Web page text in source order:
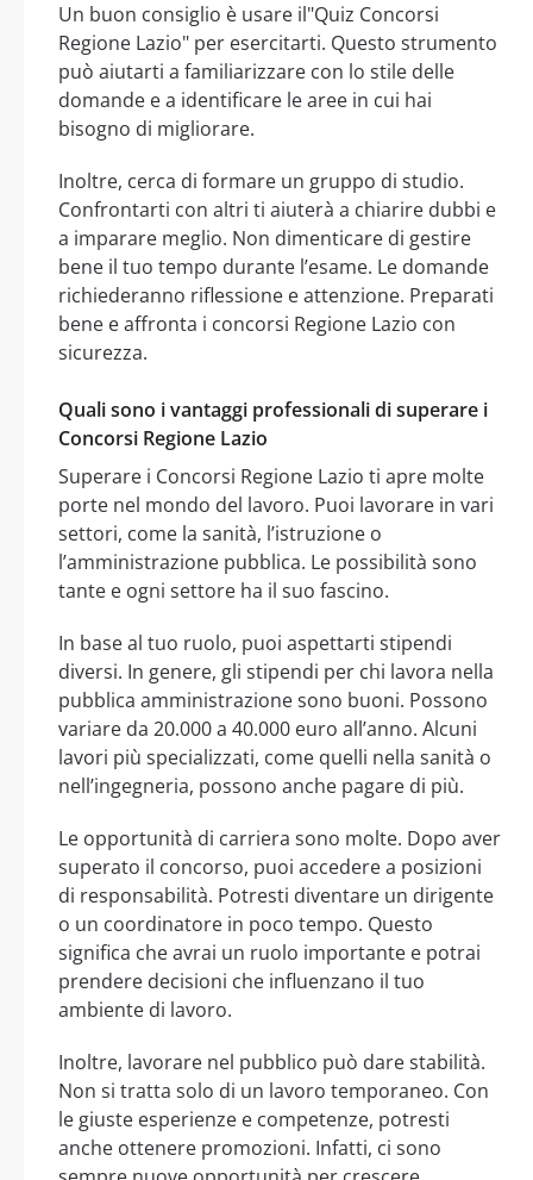
Un buon consiglio è usare il"Quiz Concorsi
Regione Lazio" per esercitarti. Questo strumento
può aiutarti a familiarizzare con lo stile delle
domande e a identificare le aree in cui hai
bisogno di migliorare.
Inoltre, cerca di formare un gruppo di studio.
Confrontarti con altri ti aiuterà a chiarire dubbi e
a imparare meglio. Non dimenticare di gestire
bene il tuo tempo durante l’esame. Le domande
richiederanno riflessione e attenzione. Preparati
bene e affronta i concorsi Regione Lazio con
sicurezza.
Quali sono i vantaggi professionali di superare i
Concorsi Regione Lazio
Superare i Concorsi Regione Lazio ti apre molte
porte nel mondo del lavoro. Puoi lavorare in vari
settori, come la sanità, l’istruzione o
l’amministrazione pubblica. Le possibilità sono
tante e ogni settore ha il suo fascino.
In base al tuo ruolo, puoi aspettarti stipendi
diversi. In genere, gli stipendi per chi lavora nella
pubblica amministrazione sono buoni. Possono
variare da 20.000 a 40.000 euro all’anno. Alcuni
lavori più specializzati, come quelli nella sanità o
nell’ingegneria, possono anche pagare di più.
Le opportunità di carriera sono molte. Dopo aver
superato il concorso, puoi accedere a posizioni
di responsabilità. Potresti diventare un dirigente
o un coordinatore in poco tempo. Questo
significa che avrai un ruolo importante e potrai
prendere decisioni che influenzano il tuo
ambiente di lavoro.
Inoltre, lavorare nel pubblico può dare stabilità.
Non si tratta solo di un lavoro temporaneo. Con
le giuste esperienze e competenze, potresti
anche ottenere promozioni. Infatti, ci sono